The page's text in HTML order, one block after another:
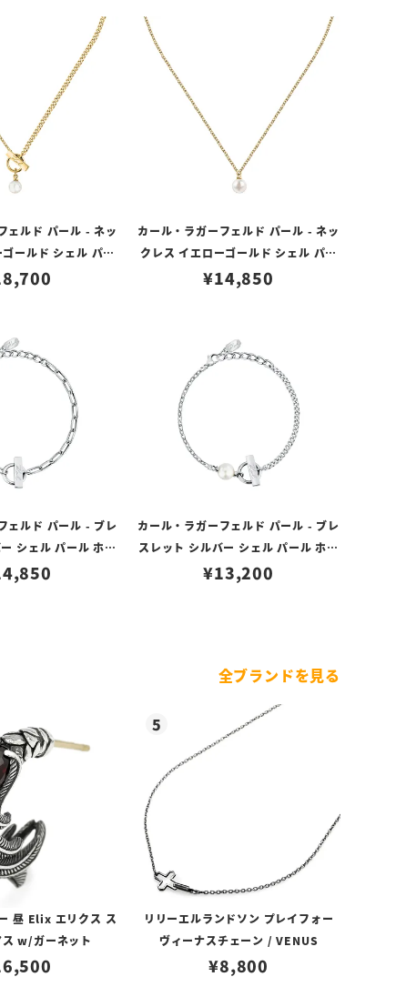
ェルド パール - ネッ
ールド シェル パー
ワイト
カール・ラガーフェルド パール - ネッ
クレス イエローゴールド シェル パー
ル ホワイト
¥14,850
ェルド パール - ブレ
シェル パール ホワ
イト
カール・ラガーフェルド パール - ブレ
スレット シルバー シェル パール ホワ
イト
¥13,200
全ブランドを見る
昼 Elix エリクス ス
w/ガーネット
リリーエルランドソン プレイフォー
ヴィーナスチェーン / VENUS
¥8,800